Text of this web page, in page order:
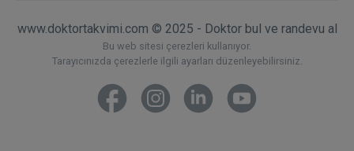
www.doktortakvimi.com © 2025 - Doktor bul ve randevu al
Bu web sitesi çerezleri kullanıyor.
Tarayıcınızda çerezlerle ilgili ayarları düzenleyebilirsiniz.